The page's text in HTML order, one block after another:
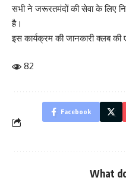
सभी ने जरूरतमंदों की सेवा के लिए
है।
इस कार्यक्रम की जानकारी क्लब की
82
Facebook
What